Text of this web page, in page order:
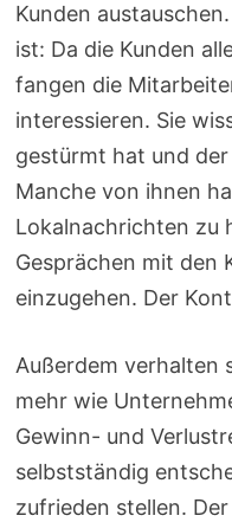
Kunden
ist: Da die Kunden
fangen die
interessieren. Sie
gestürmt hat und
Manche von ihnen
Lokalnachrichten zu
Gesprächen mit den
einzugehen. Der
Außerdem verhalten
mehr wie
Gewinn- und
selbstständig
zufrieden stellen.